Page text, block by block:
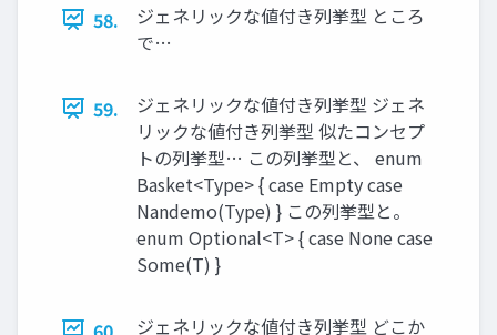
58.
ジェネリックな値付き列挙型 ところ
で…
59.
ジェネリックな値付き列挙型 ジェネ
リックな値付き列挙型 似たコンセプ
トの列挙型… この列挙型と、 enum
Basket<Type> { case Empty case
Nandemo(Type) } この列挙型と。
enum Optional<T> { case None case
Some(T) }
ジェネリックな値付き列挙型 どこか